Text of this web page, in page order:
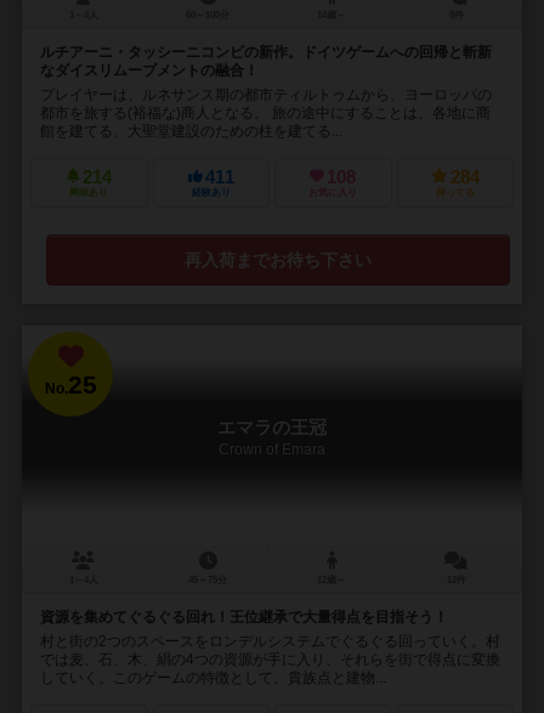
ルチアーニ・タッシーニコンビの新作。ドイツゲームへの回帰と斬新
なダイスリムーブメントの融合！
プレイヤーは、ルネサンス期の都市ティルトゥムから、ヨーロッパの
都市を旅する(裕福な)商人となる。 旅の途中にすることは、各地に商
館を建てる、大聖堂建設のための柱を建てる...
214
興味あり
411
経験あり
108
お気に入り
284
持ってる
再入荷までお待ち下さい
No.25
エマラの王冠
Crown of Emara
資源を集めてぐるぐる回れ！王位継承で大量得点を目指そう！
村と街の2つのスペースをロンデルシステムでぐるぐる回っていく。村
では麦、石、木、絹の4つの資源が手に入り、それらを街で得点に変換
していく。このゲームの特徴として、貴族点と建物...